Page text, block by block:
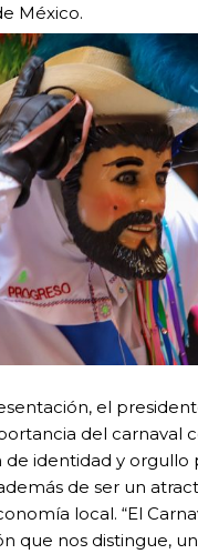
México.
el
del carnaval
de identidad y orgullo
de ser un
local. “El
que nos distingue,